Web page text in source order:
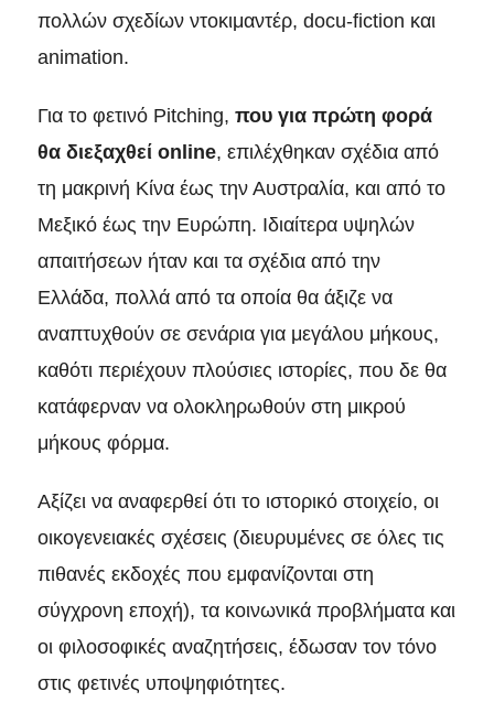
πολλών σχεδίων ντοκιμαντέρ, docu-fiction και
animation.
Για το φετινό Pitching, που για πρώτη φορά
θα διεξαχθεί online, επιλέχθηκαν σχέδια από
τη μακρινή Κίνα έως την Αυστραλία, και από το
Μεξικό έως την Ευρώπη. Ιδιαίτερα υψηλών
απαιτήσεων ήταν και τα σχέδια από την
Ελλάδα, πολλά από τα οποία θα άξιζε να
αναπτυχθούν σε σενάρια για μεγάλου μήκους,
καθότι περιέχουν πλούσιες ιστορίες, που δε θα
κατάφερναν να ολοκληρωθούν στη μικρού
μήκους φόρμα.
Αξίζει να αναφερθεί ότι το ιστορικό στοιχείο, οι
οικογενειακές σχέσεις (διευρυμένες σε όλες τις
πιθανές εκδοχές που εμφανίζονται στη
σύγχρονη εποχή), τα κοινωνικά προβλήματα και
οι φιλοσοφικές αναζητήσεις, έδωσαν τον τόνο
στις φετινές υποψηφιότητες.